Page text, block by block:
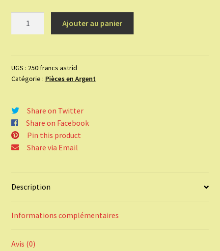
-
Albert
60ème
anniversaire
de
la
la
Astrid
Ajouter au panier
UGS : 250 francs astrid
Catégorie : Pièces en Argent
Share on Twitter
Share on Facebook
Pin this product
Share via Email
Description
Informations complémentaires
Avis (0)